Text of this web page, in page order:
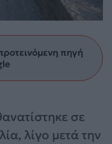
πηγή
σε
λίγο μετά την